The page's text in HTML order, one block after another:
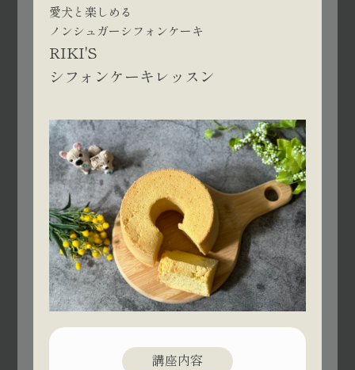
愛犬と楽しめる
ノンシュガーシフォンケーキ
RIKI'S
シフォンケーキレッスン
講座内容